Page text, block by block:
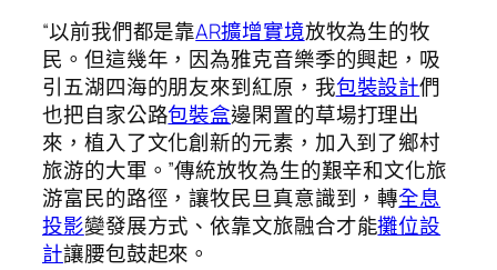
“以前我們都是靠AR擴增實境放牧為生的牧
民。但這幾年，因為雅克音樂季的興起，吸
引五湖四海的朋友來到紅原，我包裝設計們
也把自家公路包裝盒邊閑置的草場打理出
來，植入了文化創新的元素，加入到了鄉村
旅游的大軍。”傳統放牧為生的艱辛和文化旅
游富民的路徑，讓牧民旦真意識到，轉全息
投影變發展方式、依靠文旅融合才能攤位設
計讓腰包鼓起來。